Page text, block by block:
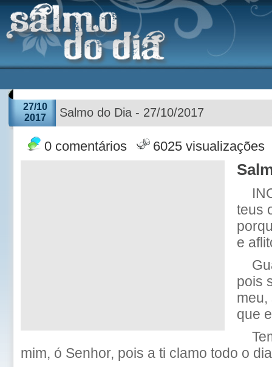
27/10
2017
Salmo do Dia - 27/10/2017
0 comentários 6025 visualizações
teus
e
pois
meu,
que
mim, ó Senhor, pois a ti clamo todo o